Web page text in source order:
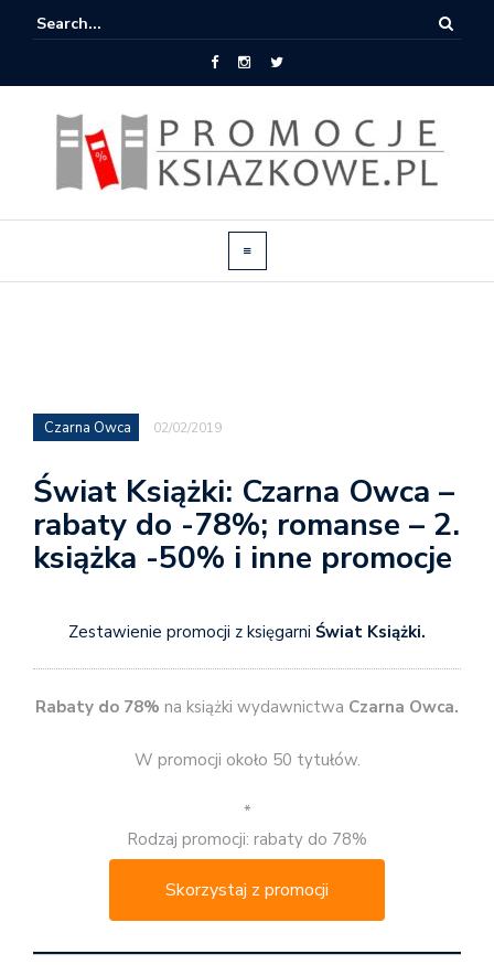
Czarna Owca 02/02/2019
Świat Książki: Czarna Owca –
rabaty do -78%; romanse – 2.
książka -50% i inne promocje
Zestawienie promocji z księgarni Świat Książki.
Rabaty do 78% na książki wydawnictwa Czarna Owca.
W promocji około 50 tytułów.
*
Rodzaj promocji: rabaty do 78%
Skorzystaj z promocji